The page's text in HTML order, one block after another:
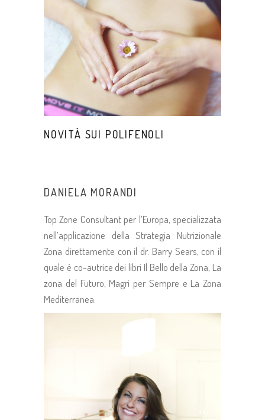
NOVITÀ SUI POLIFENOLI
DANIELA MORANDI
Top Zone Consultant per l’Europa, specializzata
nell’applicazione della Strategia Nutrizionale
Zona direttamente con il dr. Barry Sears, con il
quale è co-autrice dei libri Il Bello della Zona, La
zona del Futuro, Magri per Sempre e La Zona
Mediterranea.